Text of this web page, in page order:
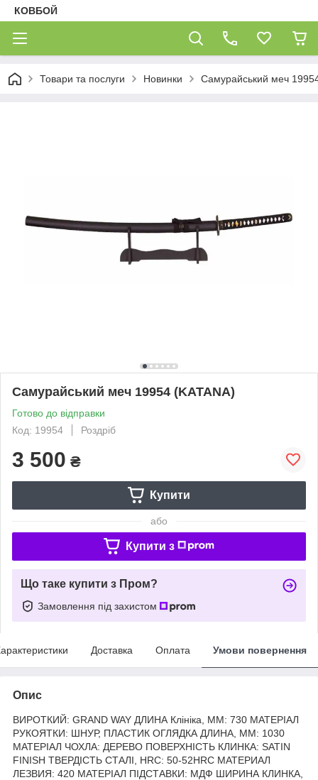
КОВБОЙ
Товари та послуги Новинки Самурайський меч
Самурайський меч 19954 (KATANA)
Готово до відправки
Код: 19954
Роздріб
3 500 ₴
Купити
або
Купити з
Що таке купити з Пром?
Замовлення під захистом
Доставка Оплата Умови повернення
Опис
ВИРОТКИЙ: GRAND WAY ДЛИНА Клініка, ММ: 730 МАТЕРІАЛ
РУКОЯТКИ: ШНУР, ПЛАСТИК ОГЛЯДКА ДЛИНА, ММ: 1030
МАТЕРІАЛ ЧОХЛА: ДЕРЕВО ПОВЕРХНІСТЬ КЛИНКА: SATIN
FINISH ТВЕРДІСТЬ СТАЛІ, HRC: 50-52HRC МАТЕРИАЛ
ЛЕЗВИЯ: 420 МАТЕРІАЛ ПІДСТАВКИ: МДФ ШИРИНА КЛИНКА,